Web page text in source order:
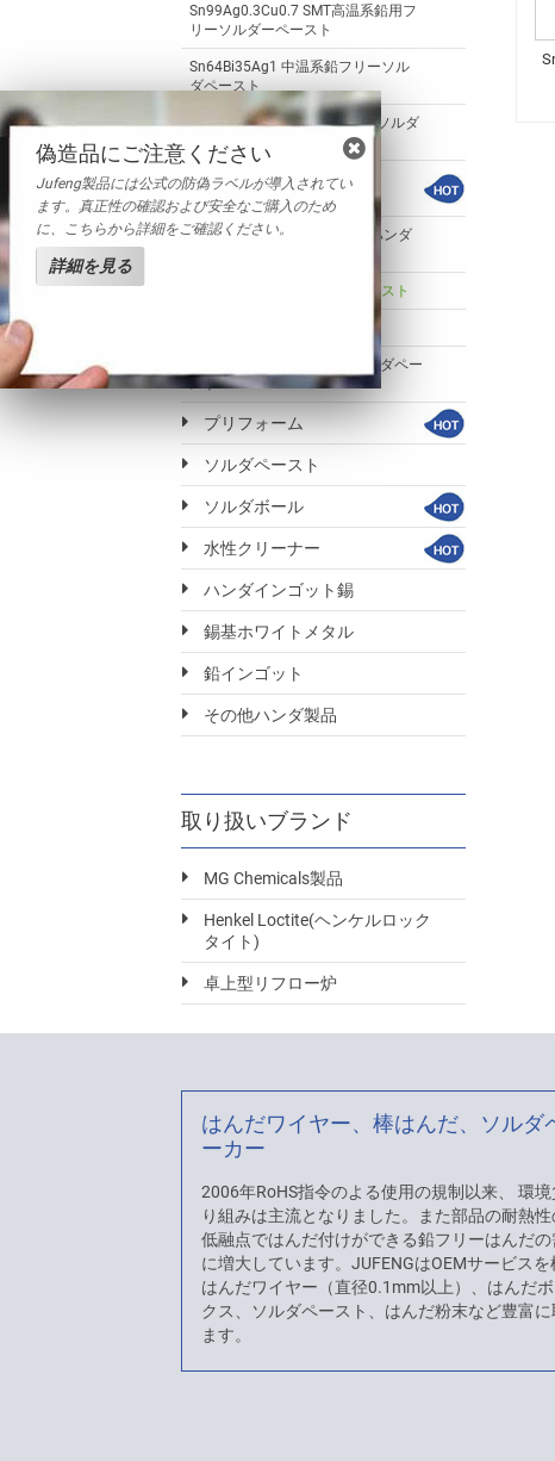
Sn99Ag0.3Cu0.7 SMT高温系鉛用フ
リーソルダーペースト
Sn64Bi35Ag1 中温系鉛フリーソル
ダペースト
Sn42Bi58LED用低温鉛フリーソルダ
ペースト
Sn63Pb37 PCB向け中温系
スズ鉛ハンダペースト
Sn62Pb36Ag2中温系スズ鉛ハンダ
Sn42Bi57Ag1 低温ソルダペースト
Sn42Bi58低温ソルダペースト
Sn62.8Pb36.8Ag0.4 中温ソルダペー
スト
プリフォーム
ソルダペースト
ソルダボール
水性クリーナー
ハンダインゴット錫
錫基ホワイトメタル
鉛インゴット
その他ハンダ製品
取り扱いブランド
MG Chemicals製品
Henkel Loctite(ヘンケルロック
タイト)
卓上型リフロー炉
はんだワイヤー、棒はんだ、ソルダ
ーカー
2006年RoHS指令のよる使用の規制以来、 環
り組みは主流となりました。また部品の耐熱
低融点ではんだ付けができる鉛フリーはんだ
に増大しています。JUFENGはOEMサービス
はんだワイヤー（直径0.1mm以上）、はんだ
クス、ソルダペースト、はんだ粉末など豊富
ます。
偽造品にご注意ください
Jufeng製品には公式の防偽ラベルが導入されてい
ます。真正性の確認および安全なご購入のため
に、こちらから詳細をご確認ください。
詳細を見る